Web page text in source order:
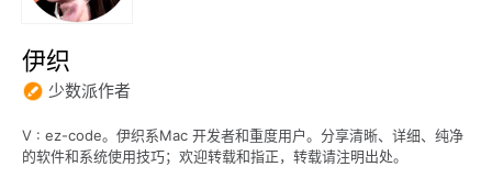
伊织
少数派作者
V : ez-code。伊织系Mac 开发者和重度用户。分享清晰、详细、纯净
的软件和系统使用技巧；欢迎转载和指正，转载请注明出处。